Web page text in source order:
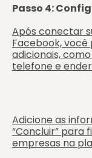
Passo 4:
Após conectar
Facebook,
adicionais,
telefone e
Adicione as
“Concluir” para
empresas na